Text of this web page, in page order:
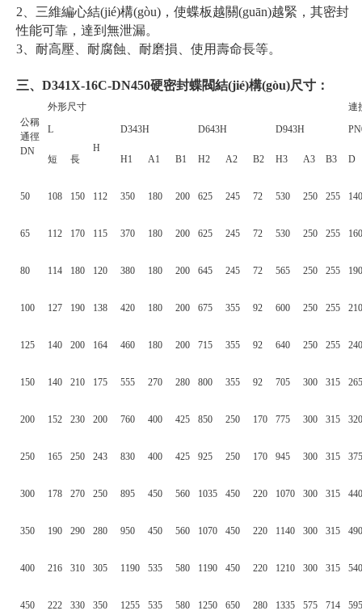
2、三維編心結(jié)構(gòu)，使蝶板越關(guān)越緊，其密封
性能可靠，達到無泄漏。
3、耐高壓、耐腐蝕、耐磨損、使用壽命長等。
三、D341X-16C-DN450硬密封蝶閥結(jié)構(gòu)尺寸：
公稱
通徑
DN
外形尺寸
連
L
H
D343H D643H D943H
短 長 H1 A1 B1 H2 A2 B2 H3 A3 B3 D
50 108 150 112 350 180 200 625 245 72 530 250 255 140
65 112 170 115 370 180 200 625 245 72 530 250 255 160
80 114 180 120 380 180 200 645 245 72 565 250 255 190
100 127 190 138 420 180 200 675 355 92 600 250 255 210
125 140 200 164 460 180 200 715 355 92 640 250 255 240
150 140 210 175 555 270 280 800 355 92 705 300 315 265
200 152 230 200 760 400 425 850 250 170 775 300 315 320
250 165 250 243 830 400 425 925 250 170 945 300 315 375
300 178 270 250 895 450 560 1035 450 220 1070 300 315 440
350 190 290 280 950 450 560 1070 450 220 1140 300 315 490
400 216 310 305 1190 535 580 1190 450 220 1210 300 315 540
450 222 330 350 1255 535 580 1250 650 280 1335 575 714 595